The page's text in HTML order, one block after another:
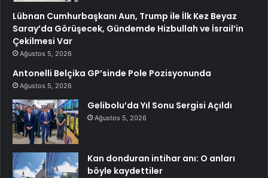
Lübnan Cumhurbaşkanı Aun, Trump ile İlk Kez Beyaz
Saray’da Görüşecek, Gündemde Hizbullah ve İsrail’in
Çekilmesi Var
Ağustos 5, 2026
Antonelli Belçika GP’sinde Pole Pozisyonunda
Ağustos 5, 2026
Gelibolu’da Yıl Sonu Sergisi Açıldı
Ağustos 5, 2026
Kan donduran intihar anı: O anları
böyle kaydettiler